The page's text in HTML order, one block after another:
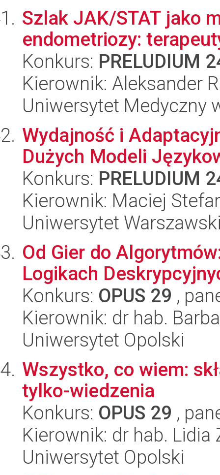
Szlak JAK/STAT jako
endometriozy:
Konkurs: PRELUDIUM
Kierownik: Aleksander
Uniwersytet Medyczny
Wydajność i
Dużych Modeli
Konkurs: PRELUDIUM
Kierownik: Maciej
Uniwersytet
Od Gier do
Logikach
Konkurs: OPUS 29 ,
Kierownik: dr hab.
Uniwersytet Opolski
Wszystko, co wiem:
tylko-wiedzenia
Konkurs: OPUS 29 ,
Kierownik: dr hab. Lidia
Uniwersytet Opolski